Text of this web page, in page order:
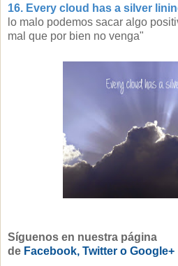
16. Every cloud has a silver
lo malo podemos sacar algo
mal que por bien no venga"
Síguenos en nuestra página
de Facebook,TwitteroGoogle+